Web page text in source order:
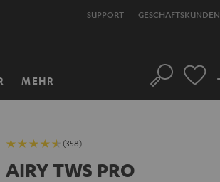
SUPPORT GESCHÄFTSKUNDEN
MEHR Suche
(358)
AIRY TWS PRO